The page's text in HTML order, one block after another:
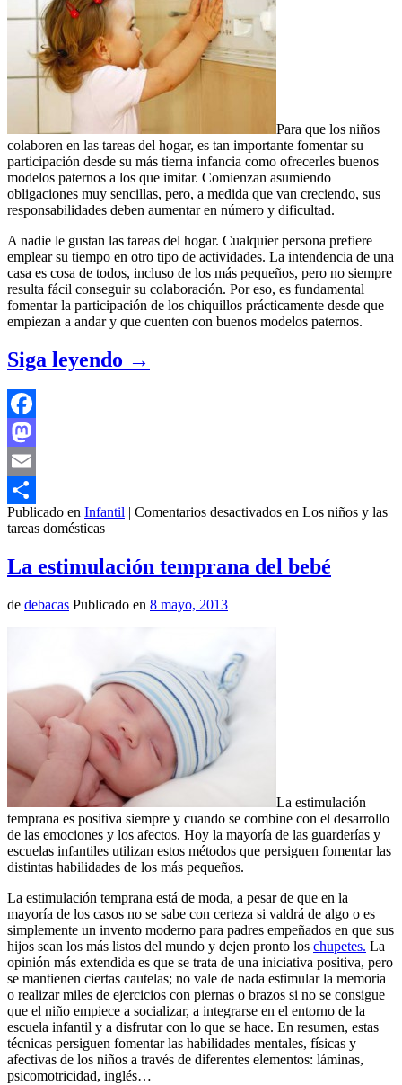
Para que los niños
colaboren en las tareas del hogar, es tan importante fomentar su
participación desde su más tierna infancia como ofrecerles buenos
modelos paternos a los que imitar. Comienzan asumiendo
obligaciones muy sencillas, pero, a medida que van creciendo, sus
responsabilidades deben aumentar en número y dificultad.
A nadie le gustan las tareas del hogar. Cualquier persona prefiere
emplear su tiempo en otro tipo de actividades. La intendencia de una
casa es cosa de todos, incluso de los más pequeños, pero no siempre
resulta fácil conseguir su colaboración. Por eso, es fundamental
fomentar la participación de los chiquillos prácticamente desde que
empiezan a andar y que cuenten con buenos modelos paternos.
Siga leyendo →
Facebook
Mastodon
Email
Compartir
Publicado en Infantil Comentarios desactivados en Los niños y las
tareas domésticas
La estimulación temprana del bebé
de debacas Publicado en 8 mayo, 2013
La estimulación
temprana es positiva siempre y cuando se combine con el desarrollo
de las emociones y los afectos. Hoy la mayoría de las guarderías y
escuelas infantiles utilizan estos métodos que persiguen fomentar las
distintas habilidades de los más pequeños.
La estimulación temprana está de moda, a pesar de que en la
mayoría de los casos no se sabe con certeza si valdrá de algo o es
simplemente un invento moderno para padres empeñados en que sus
hijos sean los más listos del mundo y dejen pronto los chupetes. La
opinión más extendida es que se trata de una iniciativa positiva, pero
se mantienen ciertas cautelas; no vale de nada estimular la memoria
o realizar miles de ejercicios con piernas o brazos si no se consigue
que el niño empiece a socializar, a integrarse en el entorno de la
escuela infantil y a disfrutar con lo que se hace. En resumen, estas
técnicas persiguen fomentar las habilidades mentales, físicas y
afectivas de los niños a través de diferentes elementos: láminas,
psicomotricidad, inglés…